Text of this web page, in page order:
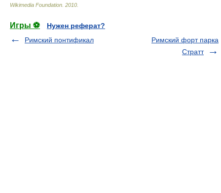
Wikimedia Foundation 2010
Игры ⚽
Нужен реферат?
Римский понтификал
Римский форт парка
Стратт